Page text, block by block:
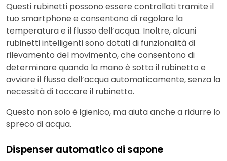
Questi rubinetti possono essere controllati tramite il
tuo smartphone e consentono di regolare la
temperatura e il flusso dell’acqua. Inoltre, alcuni
rubinetti intelligenti sono dotati di funzionalità di
rilevamento del movimento, che consentono di
determinare quando la mano è sotto il rubinetto e
avviare il flusso dell’acqua automaticamente, senza la
necessità di toccare il rubinetto.
Questo non solo è igienico, ma aiuta anche a ridurre lo
spreco di acqua.
Dispenser automatico di sapone